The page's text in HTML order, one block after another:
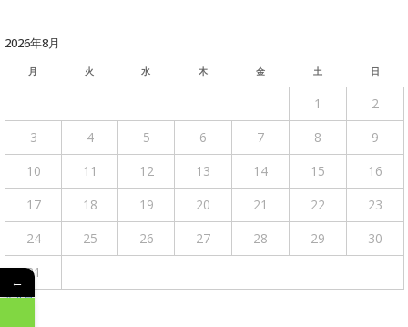
2026年8月
月 火 水 木 金 土 日
1
2
3
4 5 6 7 8
9
10
11 12 13 14 15
16
17
18 19 20 21 22
23
24
25 26 27 28 29
30
31
« 4月
←